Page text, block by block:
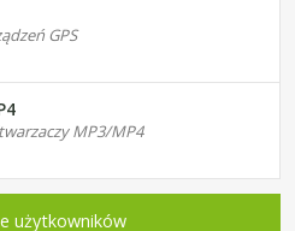
GPS
MP3/MP4
użytkowników